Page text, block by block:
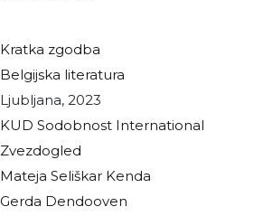
kratka zgodba
belgijska literatura
Ljubljana, 2023
KUD Sodobnost International
Zvezdogled
Mateja Seliškar Kenda
Gerda Dendooven